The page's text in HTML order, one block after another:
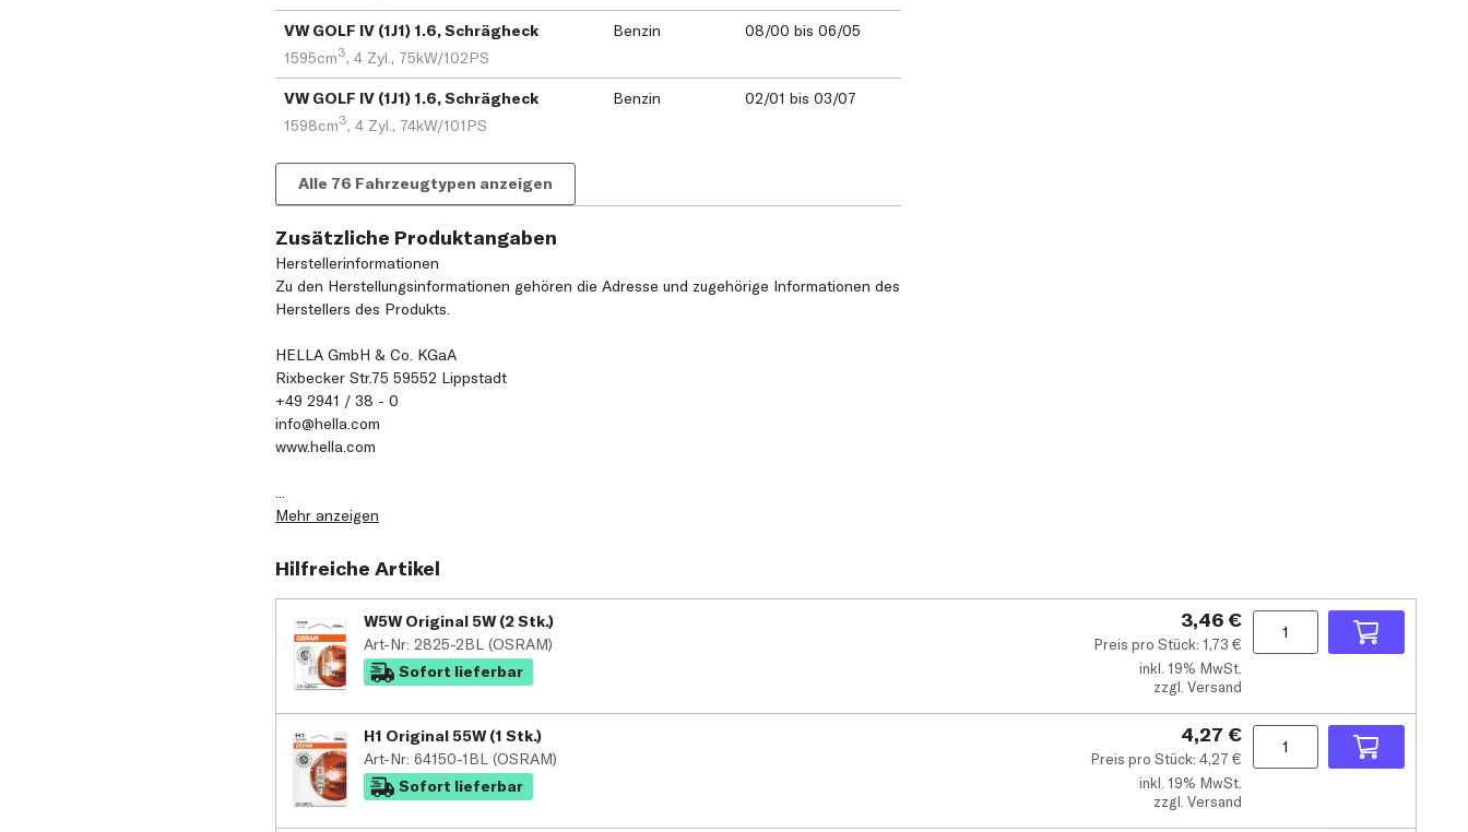
VW GOLF IV (1J1) 1.6, Schrägheck
1595cm3, 4 Zyl., 75kW/102PS
Benzin 08/00 bis 06/05
VW GOLF IV (1J1) 1.6, Schrägheck
1598cm3, 4 Zyl., 74kW/101PS
Benzin 02/01 bis 03/07
Alle 76 Fahrzeugtypen anzeigen
Zusätzliche Produktangaben
Herstellerinformationen
Zu den Herstellungsinformationen gehören die Adresse und zugehörige Informationen des
Herstellers des Produkts.
HELLA GmbH & Co. KGaA
Rixbecker Str.75 59552 Lippstadt
+49 2941 / 38 - 0
info@hella.com
www.hella.com
...
Mehr anzeigen
Hilfreiche Artikel
W5W Original 5W (2 Stk.)
Art-Nr: 2825-2BL (OSRAM)
Sofort lieferbar
3,46 €
Preis pro Stück: 1,73 €
inkl. 19% MwSt.
zzgl. Versand
H1 Original 55W (1 Stk.)
Art-Nr: 64150-1BL (OSRAM)
Sofort lieferbar
4,27 €
Preis pro Stück: 4,27 €
inkl. 19% MwSt.
zzgl. Versand